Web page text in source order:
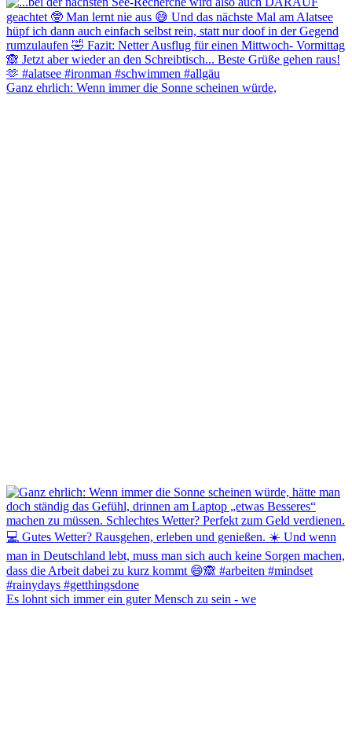
Ganz ehrlich: Wenn immer die Sonne scheinen würde,
Es lohnt sich immer ein guter Mensch zu sein - we